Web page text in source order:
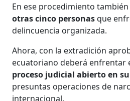
En ese procedimiento
otras cinco personasque
delincuencia organizada.
Ahora, con la extradición
ecuatoriano deberá enfrentar
proceso judicial abierto en
presuntas operaciones de
internacional.